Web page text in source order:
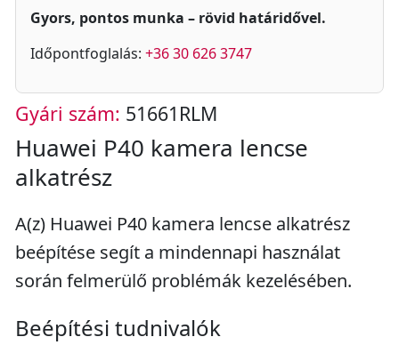
Gyors, pontos munka – rövid határidővel.
Időpontfoglalás: +36 30 626 3747
Gyári szám: 51661RLM
Huawei P40 kamera lencse
alkatrész
A(z) Huawei P40 kamera lencse alkatrész
beépítése segít a mindennapi használat
során felmerülő problémák kezelésében.
Beépítési tudnivalók